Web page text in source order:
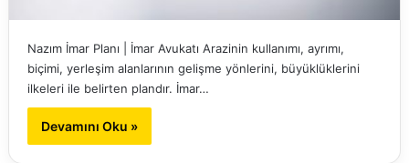
Nazım İmar Planı | İmar Avukatı Arazinin kullanımı, ayrımı,
biçimi, yerleşim alanlarının gelişme yönlerini, büyüklüklerini
ilkeleri ile belirten plandır. İmar…
Devamını Oku »